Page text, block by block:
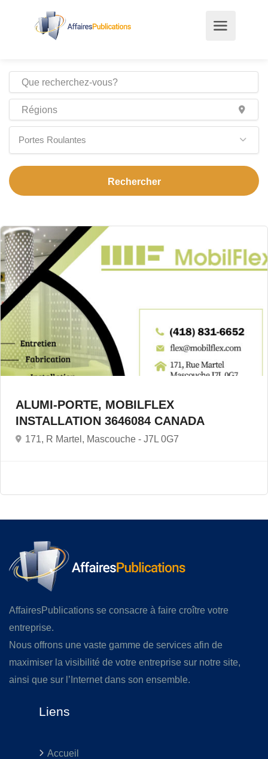
Portes Roulantes
ALUMI-PORTE, MOBILFLEX
INSTALLATION 3646084 CANADA
171, R Martel, Mascouche - J7L 0G7
AffairesPublications se consacre à faire croître votre
entreprise.
Nous offrons une vaste gamme de services afin de
maximiser la visibilité de votre entreprise sur notre site,
ainsi que sur l’Internet dans son ensemble.
Liens
Accueil